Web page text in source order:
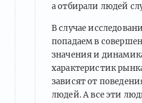
а отбирали людей
В случае
попадаем в
значения и
характеристик
зависят от
людей. А все эти